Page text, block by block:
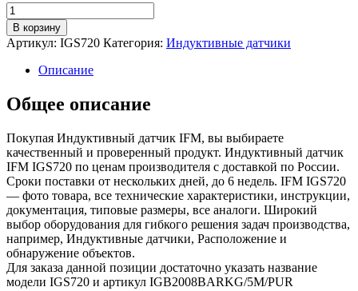
Количество
товара
Индуктивный
датчик
igs720
В корзину
Артикул: IGS720 Категория: Индуктивные датчики
Описание
Общее описание
Покупая Индуктивный датчик IFM, вы выбираете
качественный и проверенный продукт. Индуктивный датчик
IFM IGS720 по ценам производителя с доставкой по России.
Сроки поставки от нескольких дней, до 6 недель. IFM IGS720
— фото товара, все технические характеристики, инструкции,
документация, типовые размеры, все аналоги. Широкий
выбор оборудования для гибкого решения задач производства,
например, Индуктивные датчики, Расположение и
обнаружение объектов.
Для заказа данной позиции достаточно указать название
модели IGS720 и артикул IGB2008BARKG/5M/PUR